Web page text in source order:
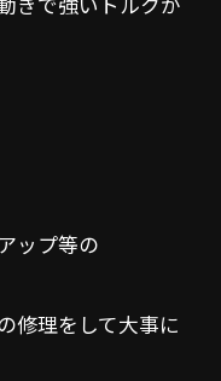
ップ等の
修理をして大事に